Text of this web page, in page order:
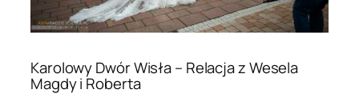
Karolowy Dwór Wisła – Relacja z Wesela
Magdy i Roberta